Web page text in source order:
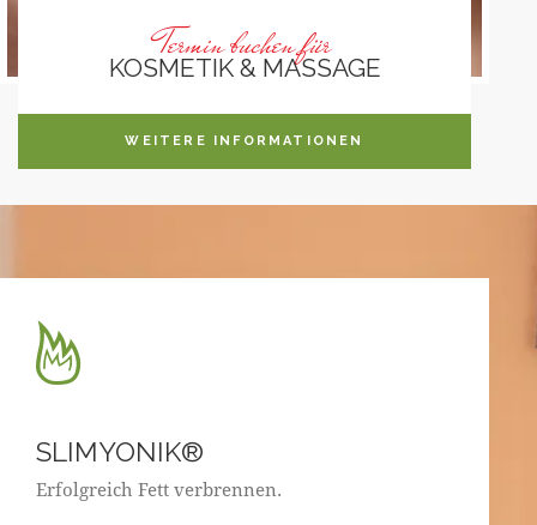
Termin buchen für
KOSMETIK & MASSAGE
WEITERE INFORMATIONEN
SLIMYONIK®
Erfolgreich Fett verbrennen.